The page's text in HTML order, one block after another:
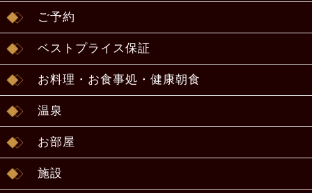
ご予約
ベストプライス保証
お料理・お食事処・健康朝食
温泉
お部屋
施設